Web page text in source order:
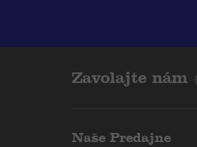
Zavolajte nám
Naše Predajne